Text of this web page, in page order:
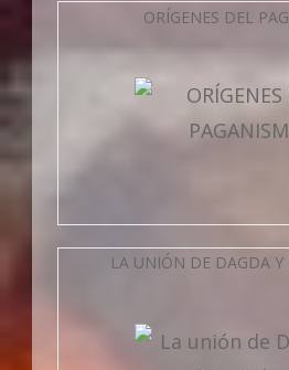
ORÍGENES DEL
LA UNIÓN DE DAGDA Y